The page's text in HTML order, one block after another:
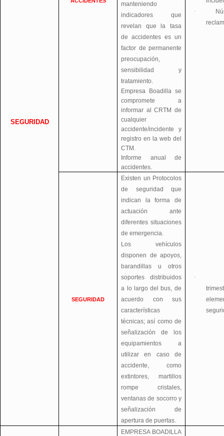
SEGURIDAD
manteniendo
indicadores que
revelan que la tasa
de accidentes es un
factor de permanente
preocupación,
sensibilidad y
tratamiento.
Empresa Boadilla se
compromete a
informar al CRTM de
cualquier
accidente/incidente y
registro en la web del
CTM.
Informe anual de
accidentes.
·
SEGURIDAD
Existen un Protocolos
de seguridad que
indican la forma de
actuación ante
diferentes situaciones
de emergencia.
Los vehículos
disponen de apoyos,
barandillas u otros
soportes distribuidos
a lo largo del bus, de
acuerdo con sus
características
técnicas; así como de
señalización de los
equipamientos a
utilizar en caso de
accidente, como
extintores, martillos
rompe cristales,
ventanas de socorro y
señalización de
apertura de puertas.
·
EMPRESA BOADILLA